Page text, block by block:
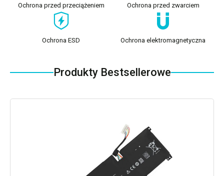
Ochrona przed przeciążeniem Ochrona przed zwarciem
Ochrona ESD Ochrona elektromagnetyczna
Produkty Bestsellerowe